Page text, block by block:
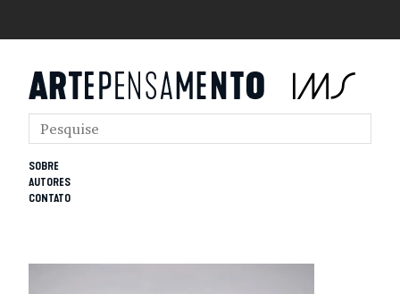
SOBRE
AUTORES
CONTATO